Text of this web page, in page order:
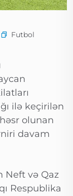
Futbol
ilə keçirilən
olunan
davam
Neft və Qaz
Respublika